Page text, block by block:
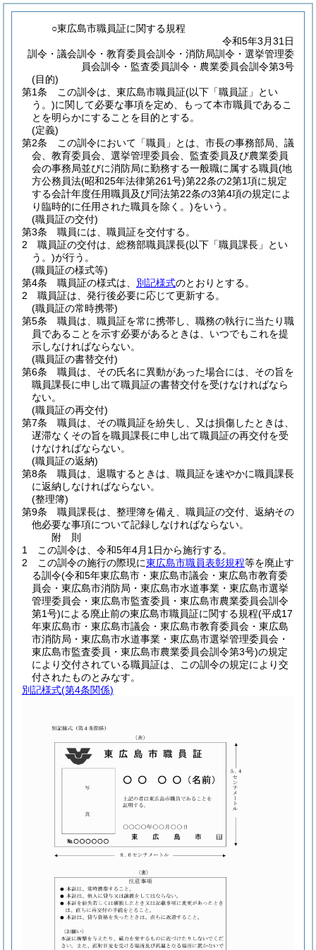
○東広島市職員証に関する規程
令和5年3月31日
訓令・議会訓令・教育委員会訓令・消防局訓令・選挙管理委
員会訓令・監査委員訓令・農業委員会訓令第3号
(目的)
第1条
この訓令は、東広島市職員証(以下「職員証」とい
う。)に関して必要な事項を定め、もって本市職員であるこ
とを明らかにすることを目的とする。
(定義)
第2条
この訓令において「職員」とは、市長の事務部局、議
会、教育委員会、選挙管理委員会、監査委員及び農業委員
会の事務局並びに消防局に勤務する一般職に属する職員(地
方公務員法(昭和25年法律第261号)第22条の2第1項に規定
する会計年度任用職員及び同法第22条の3第4項の規定によ
り臨時的に任用された職員を除く。)をいう。
(職員証の交付)
第3条
職員には、職員証を交付する。
2
職員証の交付は、総務部職員課長(以下「職員課長」とい
う。)が行う。
(職員証の様式等)
第4条
職員証の様式は、 別記様式のとおりとする。
2
職員証は、発行後必要に応じて更新する。
(職員証の常時携帯)
第5条
職員は、職員証を常に携帯し、職務の執行に当たり職
員であることを示す必要があるときは、いつでもこれを提
示しなければならない。
(職員証の書替交付)
第6条
職員は、その氏名に異動があった場合には、その旨を
職員課長に申し出て職員証の書替交付を受けなければなら
ない。
(職員証の再交付)
第7条
職員は、その職員証を紛失し、又は損傷したときは、
遅滞なくその旨を職員課長に申し出て職員証の再交付を受
けなければならない。
(職員証の返納)
第8条
職員は、退職するときは、職員証を速やかに職員課長
に返納しなければならない。
(整理簿)
第9条
職員課長は、整理簿を備え、職員証の交付、返納その
他必要な事項について記録しなければならない。
附 則
1
この訓令は、令和5年4月1日から施行する。
2
この訓令の施行の際現に東広島市職員表彰規程等を廃止す
る訓令(令和5年東広島市・東広島市議会・東広島市教育委
員会・東広島市消防局・東広島市水道事業・東広島市選挙
管理委員会・東広島市監査委員・東広島市農業委員会訓令
第1号)による廃止前の東広島市職員証に関する規程(平成17
年東広島市・東広島市議会・東広島市教育委員会・東広島
市消防局・東広島市水道事業・東広島市選挙管理委員会・
東広島市監査委員・東広島市農業委員会訓令第3号)の規定
により交付されている職員証は、この訓令の規定により交
付されたものとみなす。
別記様式(第4条関係)